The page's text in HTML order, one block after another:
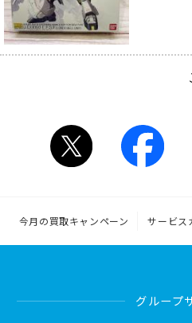
今月の買取キャンペーン サービス
グループ